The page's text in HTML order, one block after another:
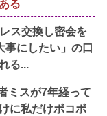
る
ス交換し密会を
にしたい」の口
る...
ミスが7年経って
に私だけボコボ